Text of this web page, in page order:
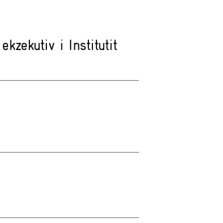
i Institutit